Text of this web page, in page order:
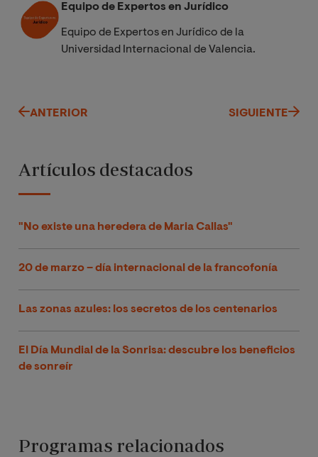
Equipo de Expertos en Jurídico
Equipo de Expertos en Jurídico de la
Universidad Internacional de Valencia.
ANTERIOR SIGUIENTE
Artículos destacados
"No existe una heredera de Maria Callas"
20 de marzo – día internacional de la francofonía
Las zonas azules: los secretos de los centenarios
El Día Mundial de la Sonrisa: descubre los beneficios
de sonreír
Programas relacionados